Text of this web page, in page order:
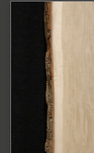
PODOBNE
Blat
Blat